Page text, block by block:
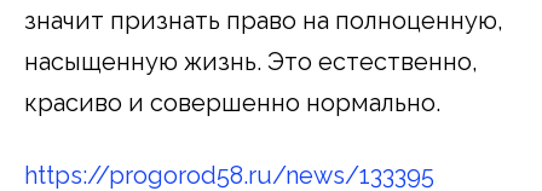
значит признать право на полноценную,
насыщенную жизнь. Это естественно,
красиво и совершенно нормально.
https://progorod58.ru/news/133395